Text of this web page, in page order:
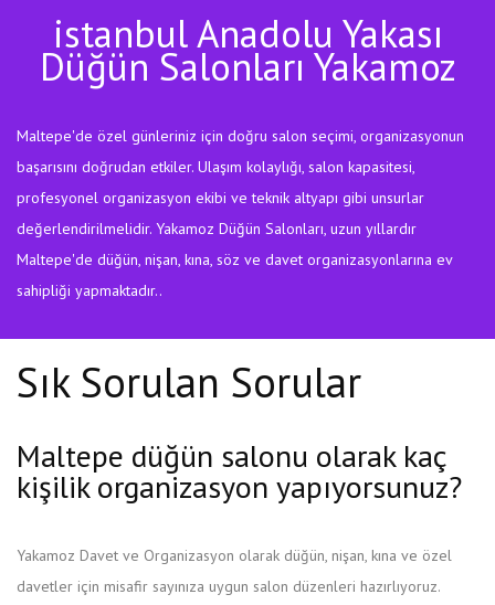
istanbul Anadolu Yakası
Düğün Salonları Yakamoz
Maltepe'de özel günleriniz için doğru salon seçimi, organizasyonun
başarısını doğrudan etkiler. Ulaşım kolaylığı, salon kapasitesi,
profesyonel organizasyon ekibi ve teknik altyapı gibi unsurlar
değerlendirilmelidir. Yakamoz Düğün Salonları, uzun yıllardır
Maltepe'de düğün, nişan, kına, söz ve davet organizasyonlarına ev
sahipliği yapmaktadır..
Sık Sorulan Sorular
Maltepe düğün salonu olarak kaç
kişilik organizasyon yapıyorsunuz?
Yakamoz Davet ve Organizasyon olarak düğün, nişan, kına ve özel
davetler için misafir sayınıza uygun salon düzenleri hazırlıyoruz.